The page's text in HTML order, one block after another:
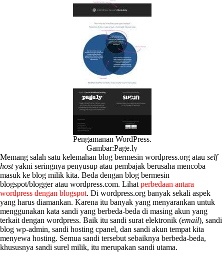
Pengamanan WordPress.
Gambar:Page.ly
Memang salah satu kelemahan blog bermesin wordpress.org atau self
hostyakni seringnya penyusup atau pembajak berusaha mencoba
masuk ke blog milik kita. Beda dengan blog bermesin
blogspot/blogger atau wordpress.com. Lihatperbedaan antara
wordpress dengan blogspot. Di wordpress.org banyak sekali aspek
yang harus diamankan. Karena itu banyak yang menyarankan untuk
menggunakan kata sandi yang berbeda-beda di masing akun yang
terkait dengan wordpress. Baik itu sandi surat elektronik (email), sandi
blog wp-admin, sandi hosting cpanel, dan sandi akun tempat kita
menyewa hosting. Semua sandi tersebut sebaiknya berbeda-beda,
khususnya sandi surel milik, itu merupakan sandi utama.